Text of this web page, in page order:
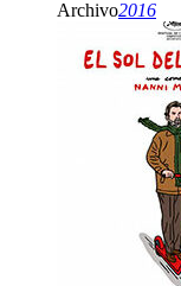
Archivo2016